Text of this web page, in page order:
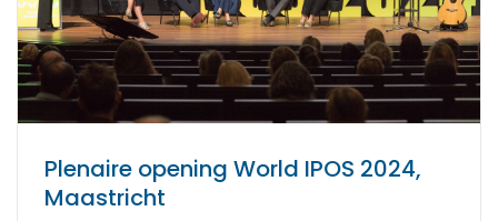
Plenaire opening World IPOS 2024,
Maastricht